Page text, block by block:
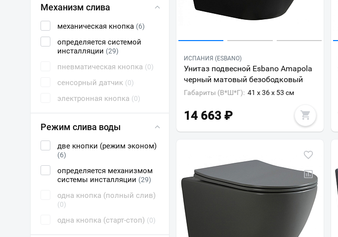
Механизм слива
механическая кнопка (6)
определяется системой
инсталляции (29)
пневматическая кнопка (0)
сенсорный датчик (0)
электронная кнопка (0)
Режим слива воды
две кнопки (режим эконом)
(6)
определяется механизмом
системы инсталляции (29)
одна кнопка (полный слив)
(0)
одна кнопка (старт-стоп) (0)
ИСПАНИЯ (ESBANO)
Унитаз подвесной Esbano Amapola
черный матовый безободковый
Габариты (В*Ш*Г): 41 x 36 x 53 см
14 663 ₽